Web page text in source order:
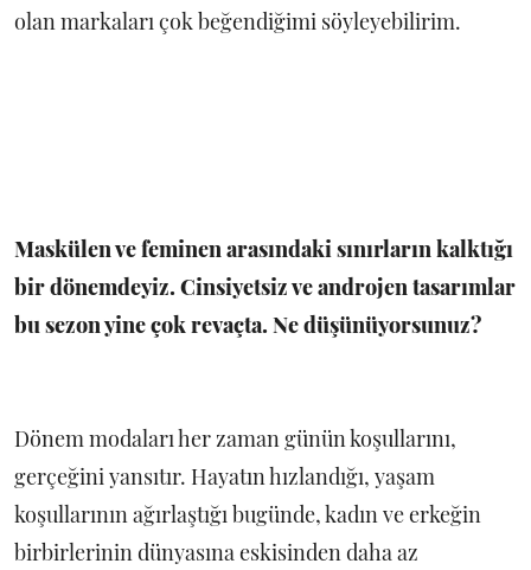
olan markaları çok beğendiğimi söyleyebilirim.
Maskülen ve feminen arasındaki sınırların kalktığı
bir dönemdeyiz. Cinsiyetsiz ve androjen tasarımlar
bu sezon yine çok revaçta. Ne düşünüyorsunuz?
Dönem modaları her zaman günün koşullarını,
gerçeğini yansıtır. Hayatın hızlandığı, yaşam
koşullarının ağırlaştığı bugünde, kadın ve erkeğin
birbirlerinin dünyasına eskisinden daha az